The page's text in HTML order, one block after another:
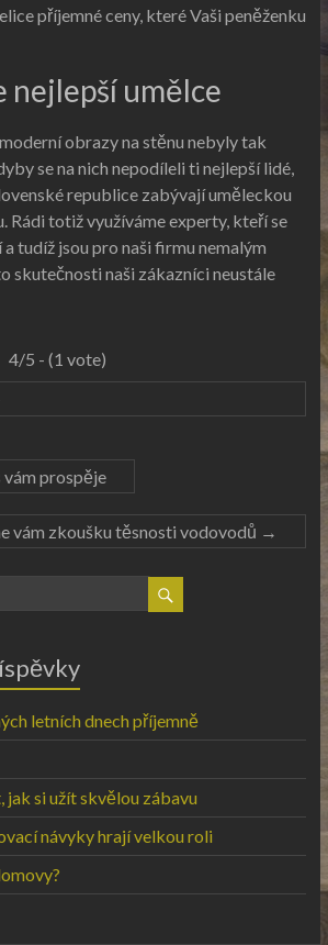
příjemné ceny, které Vaši peněženku
nejlepší umělce
obrazy na stěnu nebyly tak
se na nich nepodíleli ti nejlepší lidé,
republice zabývají uměleckou
Rádi totiž využíváme experty, kteří se
tudíž jsou pro naši firmu nemalým
skutečnosti naši zákazníci neustále
4/5 - (1 vote)
prospěje
vám zkoušku těsnosti vodovodů →
letních dnech příjemně
jak si užít skvělou zábavu
návyky hrají velkou roli